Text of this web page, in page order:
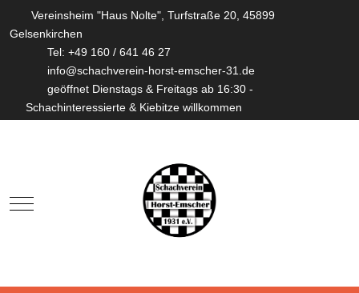
Vereinsheim "Haus Nolte", Turfstraße 20, 45899
Gelsenkirchen
Tel: +49 160 / 641 46 27
info@schachverein-horst-emscher-31.de
geöffnet Dienstags & Freitags ab 16:30 -
Schachinteressierte & Kiebitze willkommen
Mobile Menu Toggle